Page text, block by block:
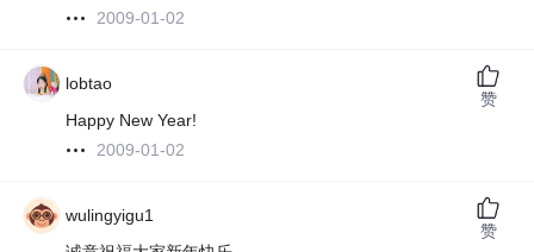
2009-01-02
lobtao
Happy New Year!
2009-01-02
赞
wulingyigu1
赞